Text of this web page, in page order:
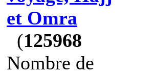
et Omra
(125968
Nombre de